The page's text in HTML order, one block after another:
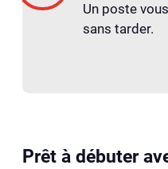
Un poste
sans tarder.
Prêt à débuter